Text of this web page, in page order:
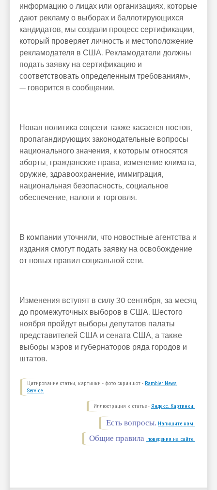
информацию о лицах или организациях, которые
дают рекламу о выборах и баллотирующихся
кандидатов, мы создали процесс сертификации,
который проверяет личность и местоположение
рекламодателя в США. Рекламодатели должны
подать заявку на сертификацию и
соответствовать определенным требованиям»,
— говорится в сообщении.
Новая политика соцсети также касается постов,
пропагандирующих законодательные вопросы
национального значения, к которым относятся
аборты, гражданские права, изменение климата,
оружие, здравоохранение, иммиграция,
национальная безопасность, социальное
обеспечение, налоги и торговля.
В компании уточнили, что новостные агентства и
издания смогут подать заявку на освобождение
от новых правил социальной сети.
Изменения вступят в силу 30 сентября, за месяц
до промежуточных выборов в США. Шестого
ноября пройдут выборы депутатов палаты
представителей США и сената США, а также
выборы мэров и губернаторов ряда городов и
штатов.
Цитирование статьи, картинки - фото скриншот - Rambler News
Service.
Иллюстрация к статье - Яндекс. Картинки.
Есть вопросы. Напишите нам.
Общие правила поведения на сайте.